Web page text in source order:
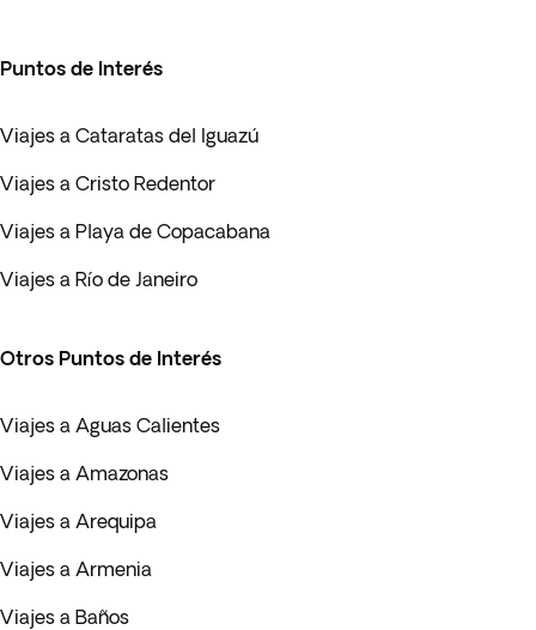
Puntos de Interés
Viajes a Cataratas del Iguazú
Viajes a Cristo Redentor
Viajes a Playa de Copacabana
Viajes a Río de Janeiro
Otros Puntos de Interés
Viajes a Aguas Calientes
Viajes a Amazonas
Viajes a Arequipa
Viajes a Armenia
Viajes a Baños